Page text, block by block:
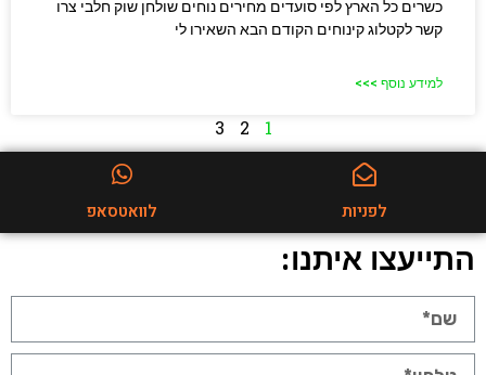
כשרים כל הארץ לפי סועדים מחירים נוחים שולחן שוק חלבי​ צרו
קשר לקטלוג קינוחים הקודם הבא השאירו לי
למידע נוסף >>>
1
2
3
לפניות לוואטסאפ
התייעצו איתנו: